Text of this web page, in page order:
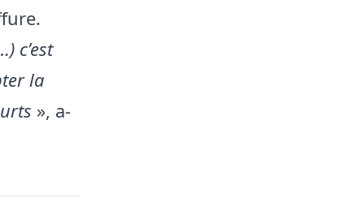
c’est
la
», a-